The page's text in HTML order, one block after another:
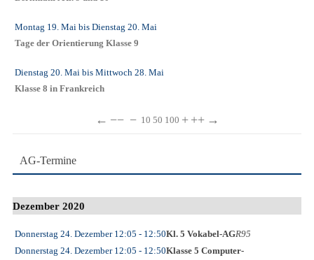
Montag 19. Mai bis Dienstag 20. Mai
Tage der Orientierung Klasse 9
Dienstag 20. Mai bis Mittwoch 28. Mai
Klasse 8 in Frankreich
← −− − 10 50 100 + ++ →
AG-Termine
Dezember 2020
Donnerstag 24. Dezember12:05 - 12:50Kl. 5 Vokabel-AGR95
Donnerstag 24. Dezember12:05 - 12:50Klasse 5 Computer-